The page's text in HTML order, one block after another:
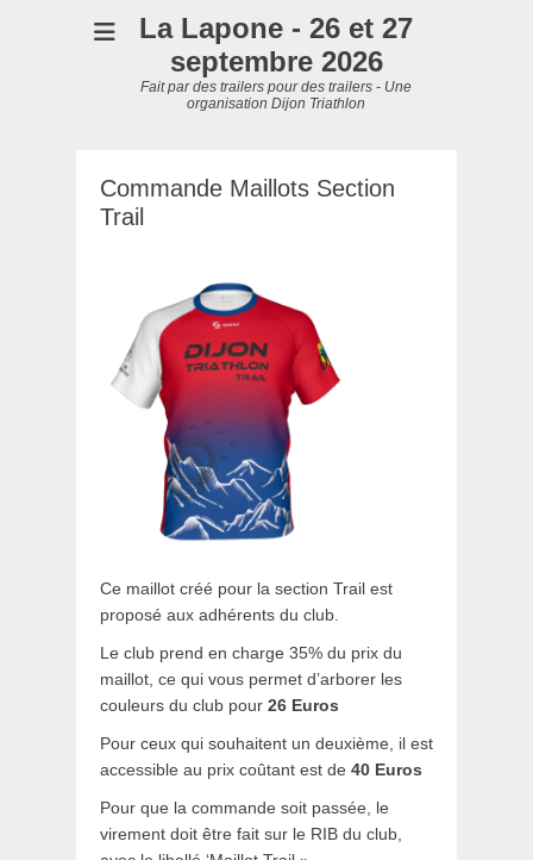
La Lapone - 26 et 27
septembre 2026
Fait par des trailers pour des trailers - Une
organisation Dijon Triathlon
Commande Maillots Section
Trail
Ce maillot créé pour la section Trail est
proposé aux adhérents du club.
Le club prend en charge 35% du prix du
maillot, ce qui vous permet d’arborer les
couleurs du club pour 26 Euros
Pour ceux qui souhaitent un deuxième, il est
accessible au prix coûtant est de 40 Euros
Pour que la commande soit passée, le
virement doit être fait sur le RIB du club,